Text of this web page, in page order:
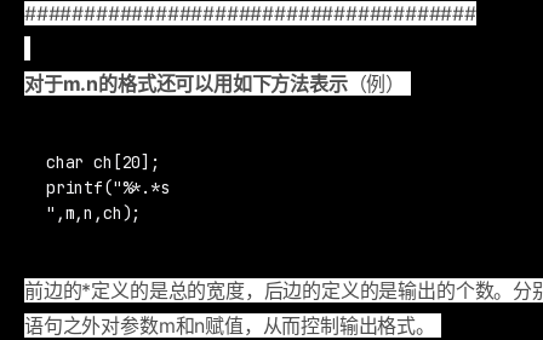
######################################
对于m.n的格式还可以用如下方法表示（例）
char ch[20];
printf("%*.*s
",m,n,ch);
前边的*定义的是总的宽度，后边的定义的是输出的个数。
语句之外对参数m和n赋值，从而控制输出格式。